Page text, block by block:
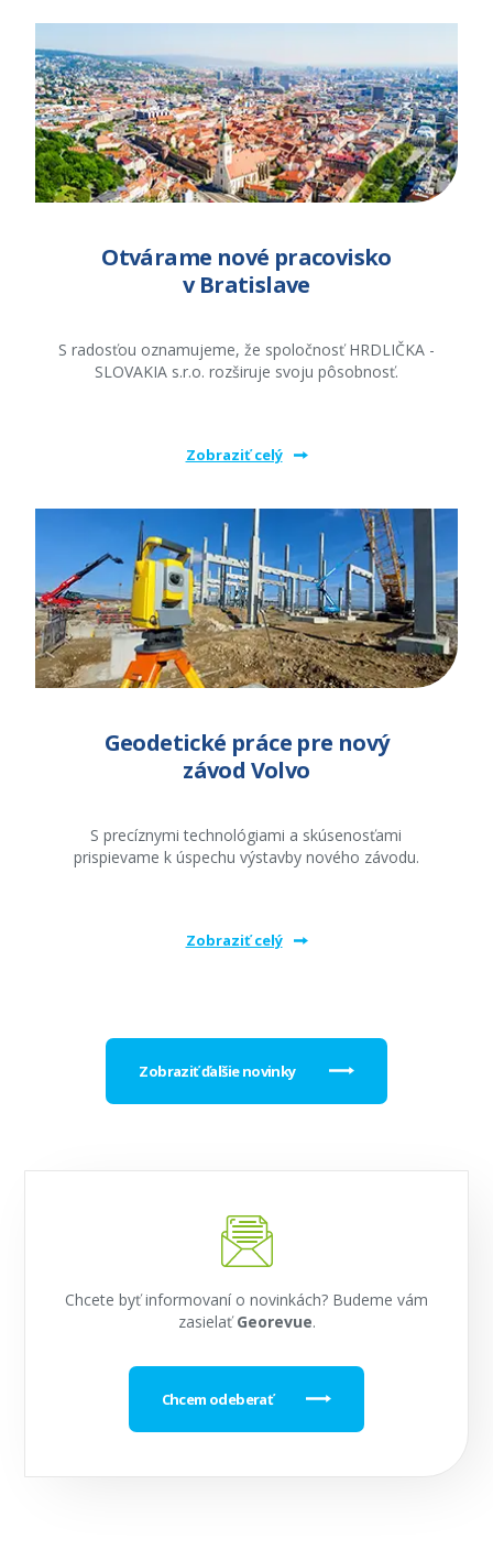
Otvárame nové pracovisko
v Bratislave
S radosťou oznamujeme, že spoločnosť HRDLIČKA -
SLOVAKIA s.r.o. rozširuje svoju pôsobnosť.
Zobraziť celý
Geodetické práce pre nový
závod Volvo
S precíznymi technológiami a skúsenosťami
prispievame k úspechu výstavby nového závodu.
Zobraziť celý
Zobraziť ďalšie novinky
Chcete byť informovaní o novinkách? Budeme vám
zasielaťGeorevue.
Chcem odeberať